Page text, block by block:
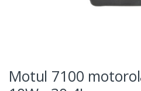
Motul 7100